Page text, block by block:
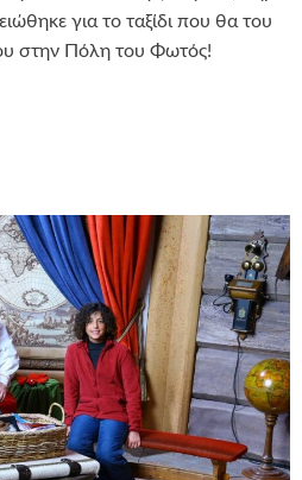
για το ταξίδι που θα του
στην Πόλη του Φωτός!